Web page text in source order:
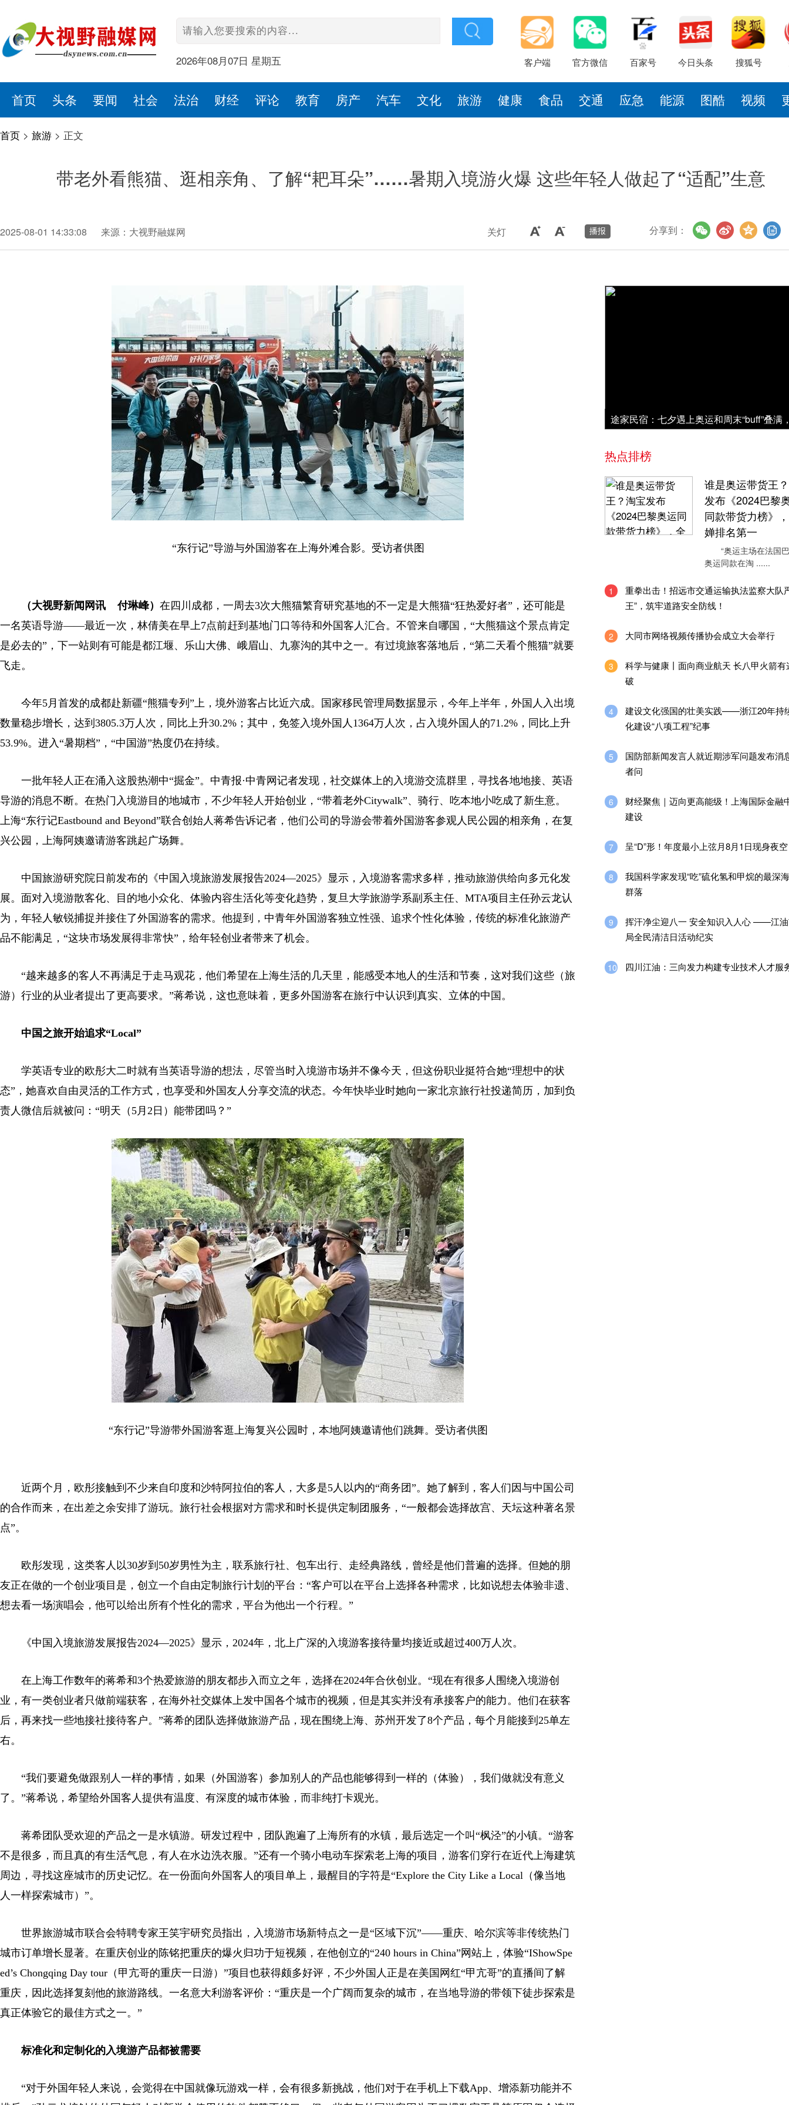
2026年08月07日 星期五 客户端 官方微信 百家号 今日头条 搜狐号
首页 头条 要闻 社会 法治 财经 评论 教育 房产 汽车 文化 旅游 健康 食品 交通 应急 能源 图酷 视频
首页 > 旅游 > 正文
带老外看熊猫、逛相亲角、了解“耙耳朵”……暑期入境游火爆 这些年轻人做起了“适配”生意
2025-08-01 14:33:08 来源：大视野融媒网 关灯 分享到：
“东行记”导游与外国游客在上海外滩合影。受访者供图
（大视野新闻网讯 付琳峰） 在四川成都，一周去3次大熊猫繁育研究基地的不一定是大熊猫“狂热爱好者”，还可能是
一名英语导游——最近一次，林倩美在早上7点前赶到基地门口等待和外国客人汇合。不管来自哪国，“大熊猫这个景点肯定
是必去的”，下一站则有可能是都江堰、乐山大佛、峨眉山、九寨沟的其中之一。有过境旅客落地后，“第二天看个熊猫”就要
飞走。
今年5月首发的成都赴新疆“熊猫专列”上，境外游客占比近六成。国家移民管理局数据显示，今年上半年，外国人入出境
数量稳步增长，达到3805.3万人次，同比上升30.2%；其中，免签入境外国人1364万人次，占入境外国人的71.2%，同比上升
53.9%。进入“暑期档”，“中国游”热度仍在持续。
一批年轻人正在涌入这股热潮中“掘金”。中青报·中青网记者发现，社交媒体上的入境游交流群里，寻找各地地接、英语
导游的消息不断。在热门入境游目的地城市，不少年轻人开始创业，“带着老外Citywalk”、骑行、吃本地小吃成了新生意。
上海“东行记Eastbound and Beyond”联合创始人蒋希告诉记者，他们公司的导游会带着外国游客参观人民公园的相亲角，在复
兴公园，上海阿姨邀请游客跳起广场舞。
中国旅游研究院日前发布的《中国入境旅游发展报告2024—2025》显示，入境游客需求多样，推动旅游供给向多元化发
展。面对入境游散客化、目的地小众化、体验内容生活化等变化趋势，复旦大学旅游学系副系主任、MTA项目主任孙云龙认
为，年轻人敏锐捕捉并接住了外国游客的需求。他提到，中青年外国游客独立性强、追求个性化体验，传统的标准化旅游产
品不能满足，“这块市场发展得非常快”，给年轻创业者带来了机会。
“越来越多的客人不再满足于走马观花，他们希望在上海生活的几天里，能感受本地人的生活和节奏，这对我们这些（旅
游）行业的从业者提出了更高要求。”蒋希说，这也意味着，更多外国游客在旅行中认识到真实、立体的中国。
中国之旅开始追求“Local”
学英语专业的欧彤大二时就有当英语导游的想法，尽管当时入境游市场并不像今天，但这份职业挺符合她“理想中的状
态”，她喜欢自由灵活的工作方式，也享受和外国友人分享交流的状态。今年快毕业时她向一家北京旅行社投递简历，加到负
责人微信后就被问：“明天（5月2日）能带团吗？”
“东行记”导游带外国游客逛上海复兴公园时，本地阿姨邀请他们跳舞。受访者供图
近两个月，欧彤接触到不少来自印度和沙特阿拉伯的客人，大多是5人以内的“商务团”。她了解到，客人们因与中国公司
的合作而来，在出差之余安排了游玩。旅行社会根据对方需求和时长提供定制团服务，“一般都会选择故宫、天坛这种著名景
点”。
欧彤发现，这类客人以30岁到50岁男性为主，联系旅行社、包车出行、走经典路线，曾经是他们普遍的选择。但她的朋
友正在做的一个创业项目是，创立一个自由定制旅行计划的平台：“客户可以在平台上选择各种需求，比如说想去体验非遗、
想去看一场演唱会，他可以给出所有个性化的需求，平台为他出一个行程。”
《中国入境旅游发展报告2024—2025》显示，2024年，北上广深的入境游客接待量均接近或超过400万人次。
在上海工作数年的蒋希和3个热爱旅游的朋友都步入而立之年，选择在2024年合伙创业。“现在有很多人围绕入境游创
业，有一类创业者只做前端获客，在海外社交媒体上发中国各个城市的视频，但是其实并没有承接客户的能力。他们在获客
后，再来找一些地接社接待客户。”蒋希的团队选择做旅游产品，现在围绕上海、苏州开发了8个产品，每个月能接到25单左
右。
“我们要避免做跟别人一样的事情，如果（外国游客）参加别人的产品也能够得到一样的（体验），我们做就没有意义
了。”蒋希说，希望给外国客人提供有温度、有深度的城市体验，而非纯打卡观光。
蒋希团队受欢迎的产品之一是水镇游。研发过程中，团队跑遍了上海所有的水镇，最后选定一个叫“枫泾”的小镇。“游客
不是很多，而且真的有生活气息，有人在水边洗衣服。”还有一个骑小电动车探索老上海的项目，游客们穿行在近代上海建筑
周边，寻找这座城市的历史记忆。在一份面向外国客人的项目单上，最醒目的字符是“Explore the City Like a Local（像当地
人一样探索城市）”。
世界旅游城市联合会特聘专家王笑宇研究员指出，入境游市场新特点之一是“区域下沉”——重庆、哈尔滨等非传统热门
城市订单增长显著。在重庆创业的陈铭把重庆的爆火归功于短视频，在他创立的“240 hours in China”网站上，体验“IShowSpe
ed’s Chongqing Day tour（甲亢哥的重庆一日游）”项目也获得颇多好评，不少外国人正是在美国网红“甲亢哥”的直播间了解
重庆，因此选择复刻他的旅游路线。一名意大利游客评价：“重庆是一个广阔而复杂的城市，在当地导游的带领下徒步探索是
真正体验它的最佳方式之一。”
标准化和定制化的入境游产品都被需要
“对于外国年轻人来说，会觉得在中国就像玩游戏一样，会有很多新挑战，他们对于在手机上下载App、增添新功能并不
热点排榜
谁是奥运带货王
发布《2024巴黎
同款带货力榜》
婵排名第一
“奥运主场在法国
奥运同款在淘 ......
1
重拳出击！招远市交通运输执法监察大队
王”，筑牢道路安全防线！
2 大同市网络视频传播协会成立大会举行
3
科学与健康丨面向商业航天 长八甲火箭有
破
4
建设文化强国的壮美实践——浙江20年持
化建设“八项工程”纪事
5
国防部新闻发言人就近期涉军问题发布消
者问
6
财经聚焦｜迈向更高能级！上海国际金融
建设
7 呈“D”形！年度最小上弦月8月1日现身夜空
8
我国科学家发现“吃”硫化氢和甲烷的最深
群落
9
挥汗净尘迎八一 安全知识入人心 ——江
局全民清洁日活动纪实
10 四川江油：三向发力构建专业技术人才服